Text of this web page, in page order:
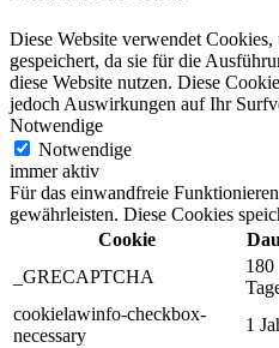
Diese Website verwendet
gespeichert, da sie für die
diese Website nutzen. Diese
jedoch Auswirkungen auf Ihr
Notwendige
Notwendige
immer aktiv
Für das einwandfreie
gewährleisten. Diese Cookies
Cookie
_GRECAPTCHA
180
cookielawinfo-checkbox-
necessary
1